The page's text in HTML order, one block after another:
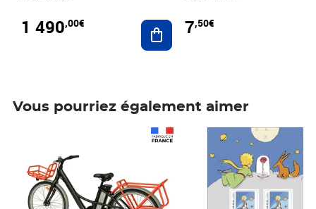
1 490,00€ Ajouter au panier
7,50€
Vous pourriez également aimer
Prix 7,50€